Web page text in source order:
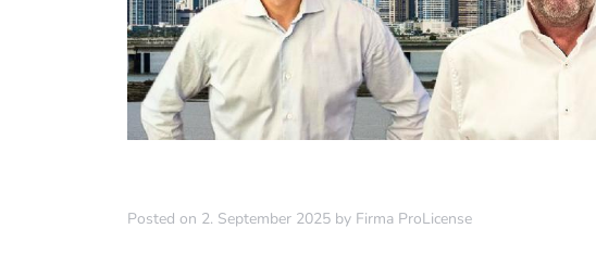
Posted on 2. September 2025 by Firma ProLicense